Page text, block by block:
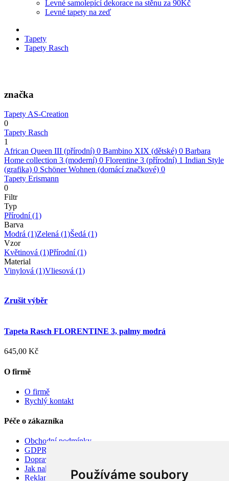
Používáme soubory
Levné samolepící dekorace na stěnu za 90Kč
Levné tapety na zeď
Tapety
Tapety Rasch
značka
Tapety AS-Creation
0
Tapety Rasch
1
African Queen III (přírodní) 0 Bambino XIX (dětské) 0 Barbara
Home collection 3 (moderní) 0 Florentine 3 (přírodní) 1 Indian Style
(grafika) 0 Schöner Wohnen (domácí značkové) 0
Tapety Erismann
0
Filtr
Typ
Přírodní(1)
Barva
Modrá (1)Zelená (1)Šedá (1)
Vzor
Květinová (1)Přírodní(1)
Material
Vinylová (1)Vliesová (1)
Zrušit výběr
Tapeta Rasch FLORENTINE 3, palmy modrá
645,00 Kč
O firmě
O firmě
Rychlý kontakt
Péče o zákazníka
Obchodní podmínky
GDPR
Doprava
Jak nakupovat
Reklamace